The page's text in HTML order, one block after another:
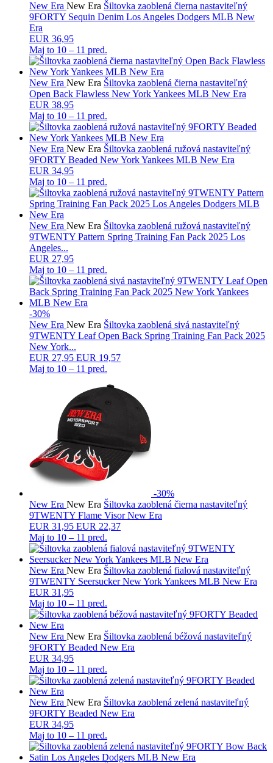
New Era New Era Šiltovka zaoblená čierna nastaviteľný
9FORTY Sequin Denim Los Angeles Dodgers MLB New
Era
EUR 36,95
Maj to 10 – 11 pred.
New Era New Era Šiltovka zaoblená čierna nastaviteľný
Open Back Flawless New York Yankees MLB New Era
EUR 38,95
Maj to 10 – 11 pred.
New Era New Era Šiltovka zaoblená ružová nastaviteľný
9FORTY Beaded New York Yankees MLB New Era
EUR 34,95
Maj to 10 – 11 pred.
New Era New Era Šiltovka zaoblená ružová nastaviteľný
9TWENTY Pattern Spring Training Fan Pack 2025 Los
Angeles...
EUR 27,95
Maj to 10 – 11 pred.
-30%
New Era New Era Šiltovka zaoblená sivá nastaviteľný
9TWENTY Leaf Open Back Spring Training Fan Pack 2025
New York...
EUR 27,95 EUR 19,57
Maj to 10 – 11 pred.
-30%
New Era New Era Šiltovka zaoblená čierna nastaviteľný
9TWENTY Flame Visor New Era
EUR 31,95 EUR 22,37
Maj to 10 – 11 pred.
New Era New Era Šiltovka zaoblená fialová nastaviteľný
9TWENTY Seersucker New York Yankees MLB New Era
EUR 31,95
Maj to 10 – 11 pred.
New Era New Era Šiltovka zaoblená béžová nastaviteľný
9FORTY Beaded New Era
EUR 34,95
Maj to 10 – 11 pred.
New Era New Era Šiltovka zaoblená zelená nastaviteľný
9FORTY Beaded New Era
EUR 34,95
Maj to 10 – 11 pred.